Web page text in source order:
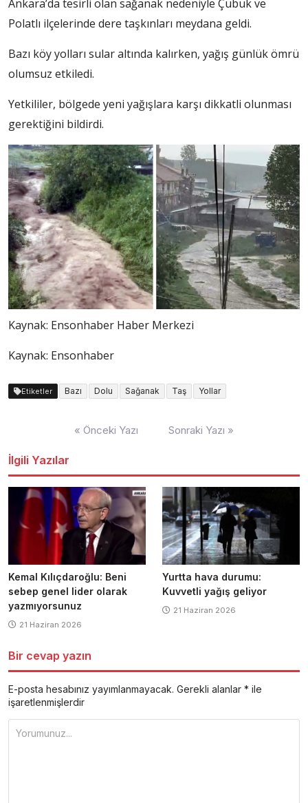
Ankara’da tesirli olan sağanak nedeniyle Çubuk ve
Polatlı ilçelerinde dere taşkınları meydana geldi.
Bazı köy yolları sular altında kalırken, yağış günlük ömrü
olumsuz etkiledi.
Yetkililer, bölgede yeni yağışlara karşı dikkatli olunması
gerektiğini bildirdi.
Kaynak: Ensonhaber Haber Merkezi
Kaynak: Ensonhaber
Etiketler Bazı Dolu Sağanak Taş Yollar
« Önceki Yazı Sonraki Yazı »
İlgili Yazılar
Kemal Kılıçdaroğlu: Beni
sebep genel lider olarak
yazmıyorsunuz
21 Haziran 2026
Yurtta hava durumu:
Kuvvetli yağış geliyor
21 Haziran 2026
Bir cevap yazın
E-posta hesabınız yayımlanmayacak. Gerekli alanlar * ile
işaretlenmişlerdir